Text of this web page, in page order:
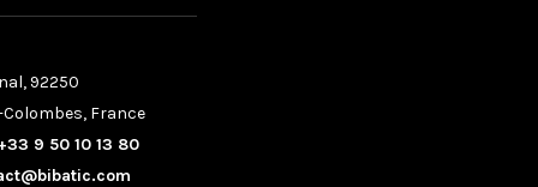
92250
Colombes, France
9 50 10 13 80